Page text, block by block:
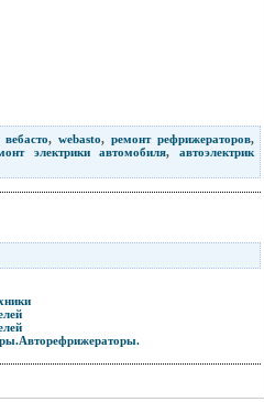
, webasto, ремонт рефрижераторов,
электрики автомобиля,автоэлектрик